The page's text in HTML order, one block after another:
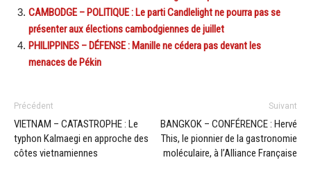
CAMBODGE – POLITIQUE : Le parti Candlelight ne pourra pas se
présenter aux élections cambodgiennes de juillet
PHILIPPINES – DÉFENSE : Manille ne cédera pas devant les
menaces de Pékin
Précédent
VIETNAM – CATASTROPHE : Le
typhon Kalmaegi en approche des
côtes vietnamiennes
Suivant
BANGKOK – CONFÉRENCE : Hervé
This, le pionnier de la gastronomie
moléculaire, à l’Alliance Française